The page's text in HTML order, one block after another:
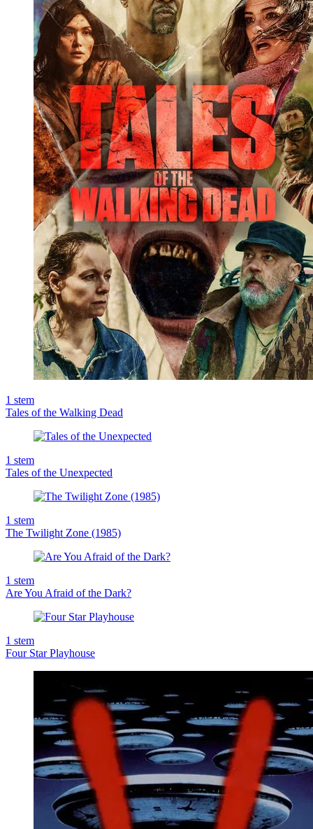
1 stem
Tales of the Walking Dead
1 stem
Tales of the Unexpected
1 stem
The Twilight Zone (1985)
1 stem
Are You Afraid of the Dark?
1 stem
Four Star Playhouse